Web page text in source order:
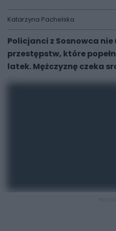
Katarzyna Pachelska
Policjanci z Sosnowca
przestępstw, które
latek. Mężczyznę czeka